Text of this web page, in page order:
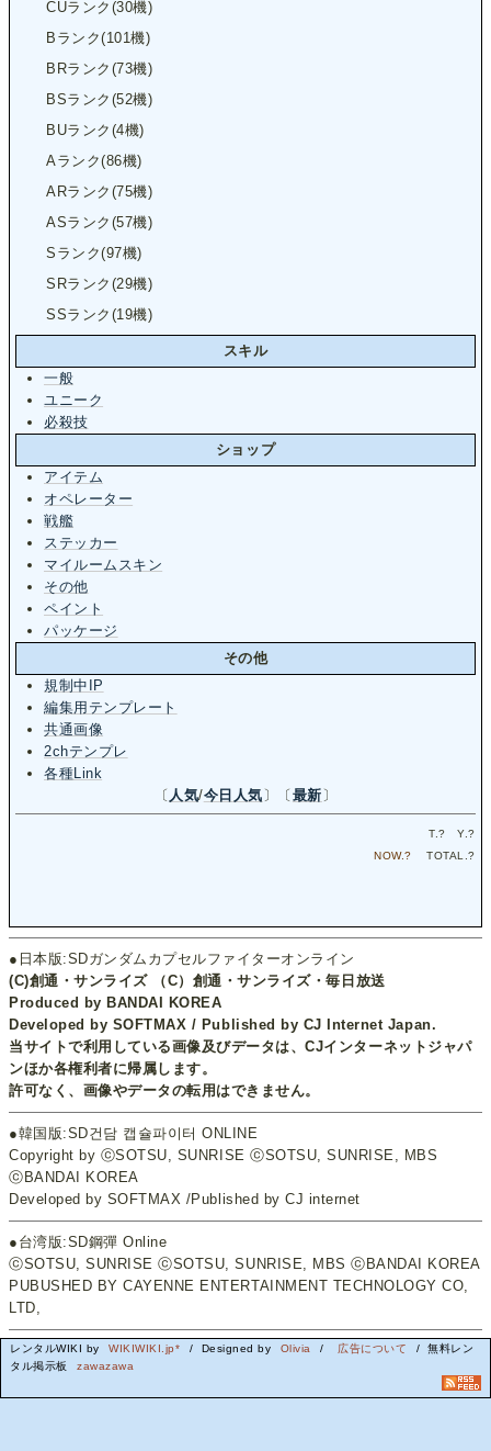
CUランク(30機)
Bランク(101機)
BRランク(73機)
BSランク(52機)
BUランク(4機)
Aランク(86機)
ARランク(75機)
ASランク(57機)
Sランク(97機)
SRランク(29機)
SSランク(19機)
スキル
一般
ユニーク
必殺技
ショップ
アイテム
オペレーター
戦艦
ステッカー
マイルームスキン
その他
ペイント
パッケージ
その他
規制中IP
編集用テンプレート
共通画像
2chテンプレ
各種Link
〔 人気/今日人気 〕〔 最新 〕
T.? Y.?
NOW.? TOTAL.?
●日本版:SDガンダムカプセルファイターオンライン
(C)創通・サンライズ （C）創通・サンライズ・毎日放送
Produced by BANDAI KOREA
Developed by SOFTMAX / Published by CJ Internet Japan.
当サイトで利用している画像及びデータは、CJインターネットジャパ
ンほか各権利者に帰属します。
許可なく、画像やデータの転用はできません。
●韓国版:SD건담 캡슐파이터 ONLINE
Copyright by ⓒSOTSU, SUNRISE ⓒSOTSU, SUNRISE, MBS
ⓒBANDAI KOREA
Developed by SOFTMAX /Published by CJ internet
●台湾版:SD鋼彈 Online
ⓒSOTSU, SUNRISE ⓒSOTSU, SUNRISE, MBS ⓒBANDAI KOREA
PUBUSHED BY CAYENNE ENTERTAINMENT TECHNOLOGY CO,
LTD,
レンタルWIKI by WIKIWIKI.jp* / Designed by Olivia / 広告について
/ 無料レン
タル掲示板
zawazawa